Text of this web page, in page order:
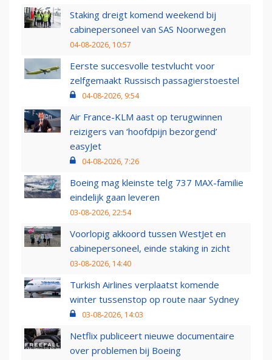
Staking dreigt komend weekend bij
cabinepersoneel van SAS Noorwegen
04-08-2026, 10:57
Eerste succesvolle testvlucht voor
zelfgemaakt Russisch passagierstoestel
04-08-2026, 9:54
Air France-KLM aast op terugwinnen
reizigers van ‘hoofdpijn bezorgend’
easyJet
04-08-2026, 7:26
Boeing mag kleinste telg 737 MAX-familie
eindelijk gaan leveren
03-08-2026, 22:54
Voorlopig akkoord tussen WestJet en
cabinepersoneel, einde staking in zicht
03-08-2026, 14:40
Turkish Airlines verplaatst komende
winter tussenstop op route naar Sydney
03-08-2026, 14:03
Netflix publiceert nieuwe documentaire
over problemen bij Boeing